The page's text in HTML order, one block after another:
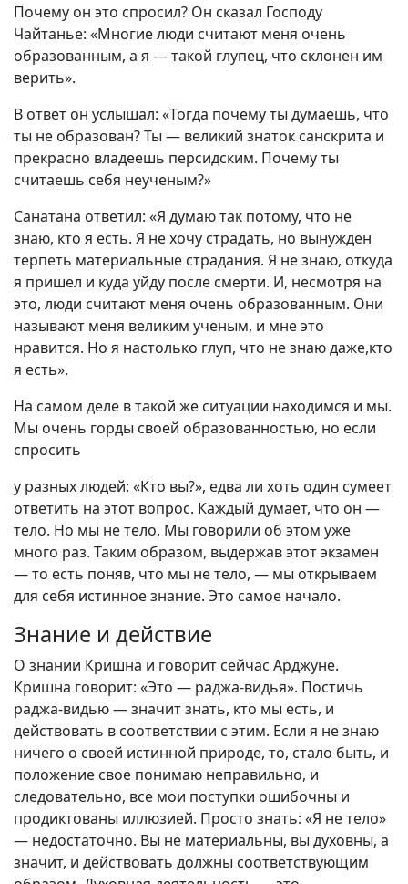
Почему он это спросил? Он сказал Господу
Чайтанье: «Многие люди считают меня очень
образованным, а я — такой глупец, что склонен им
верить».
В ответ он услышал: «Тогда почему ты думаешь, что
ты не образован? Ты — великий знаток санскрита и
прекрасно владеешь персидским. Почему ты
считаешь себя неученым?»
Санатана ответил: «Я думаю так потому, что не
знаю, кто я есть. Я не хочу страдать, но вынужден
терпеть материальные страдания. Я не знаю, откуда
я пришел и куда уйду после смерти. И, несмотря на
это, люди считают меня очень образованным. Они
называют меня великим ученым, и мне это
нравится. Но я настолько глуп, что не знаю даже,кто
я есть».
На самом деле в такой же ситуации находимся и мы.
Мы очень горды своей образованностью, но если
спросить
у разных людей: «Кто вы?», едва ли хоть один сумеет
ответить на этот вопрос. Каждый думает, что он —
тело. Но мы не тело. Мы говорили об этом уже
много раз. Таким образом, выдержав этот экзамен
— то есть поняв, что мы не тело, — мы открываем
для себя истинное знание. Это самое начало.
Знание и действие
О знании Кришна и говорит сейчас Арджуне.
Кришна говорит: «Это — раджа-видья». Постичь
раджа-видью — значит знать, кто мы есть, и
действовать в соответствии с этим. Если я не знаю
ничего о своей истинной природе, то, стало быть, и
положение свое понимаю неправильно, и
следовательно, все мои поступки ошибочны и
продиктованы иллюзией. Просто знать: «Я не тело»
— недостаточно. Вы не материальны, вы духовны, а
значит, и действовать должны соответствующим